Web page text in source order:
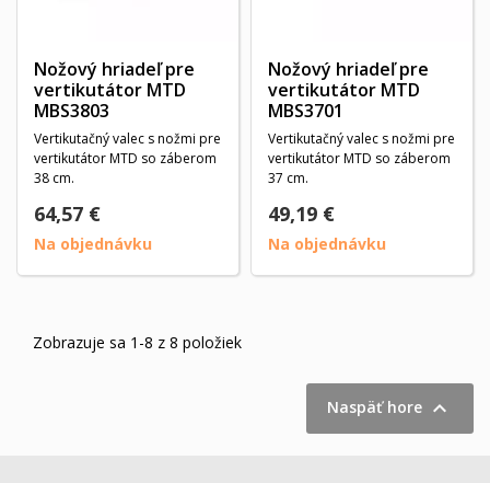
Nožový hriadeľ pre
vertikutátor MTD
MBS3803
Vertikutačný valec s nožmi pre
vertikutátor MTD so záberom
38 cm.
64,57 €
Na objednávku
Nožový hriadeľ pre
vertikutátor MTD
MBS3701
Vertikutačný valec s nožmi pre
vertikutátor MTD so záberom
37 cm.
49,19 €
Na objednávku
Zobrazuje sa 1-8 z 8 položiek
Naspäť hore 